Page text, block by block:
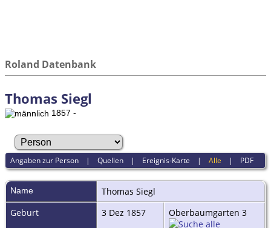
Roland Datenbank
Thomas Siegl
1857 -
Angaben zur Person |Quellen | Ereignis-Karte |Alle | PDF
Name Thomas Siegl
Geburt
3 Dez 1857 Oberbaumgarten 3